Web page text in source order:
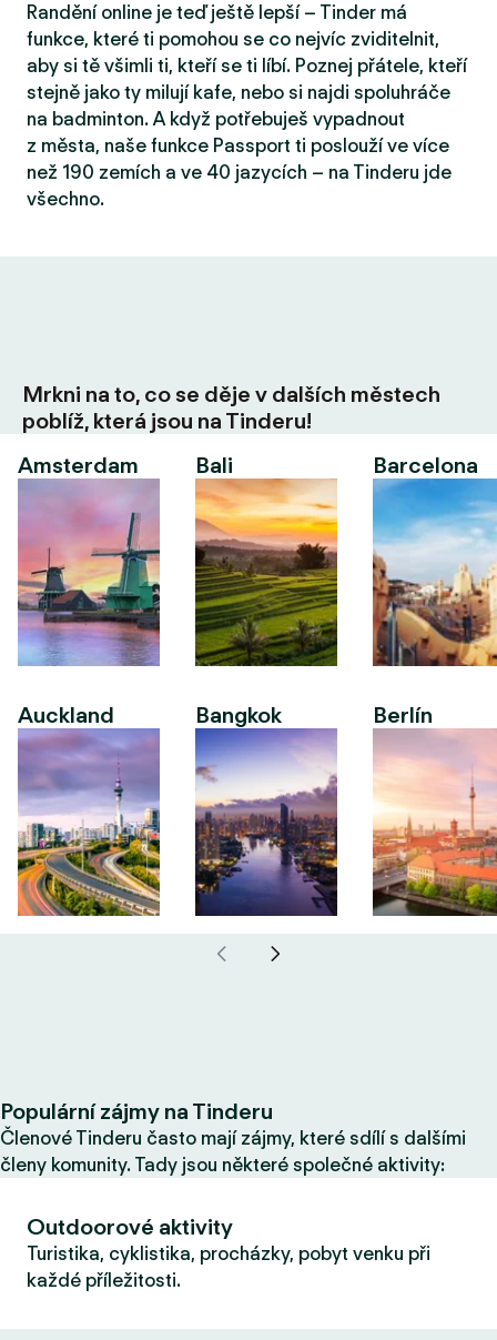
Randění online je teď ještě lepší – Tinder má
funkce, které ti pomohou se co nejvíc zviditelnit,
aby si tě všimli ti, kteří se ti líbí. Poznej přátele, kteří
stejně jako ty milují kafe, nebo si najdi spoluhráče
na badminton. A když potřebuješ vypadnout
z města, naše funkce Passport ti poslouží ve více
než 190 zemích a ve 40 jazycích – na Tinderu jde
všechno.
Mrkni na to, co se děje v dalších městech
poblíž, která jsou na Tinderu!
Amsterdam
Auckland
Bali
Bangkok
Barcelona
Berlín
Populární zájmy na Tinderu
Členové Tinderu často mají zájmy, které sdílí s dalšími
členy komunity. Tady jsou některé společné aktivity:
Outdoorové aktivity
Turistika, cyklistika, procházky, pobyt venku při
každé příležitosti.